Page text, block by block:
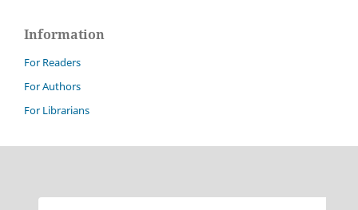
Information
For Readers
For Authors
For Librarians